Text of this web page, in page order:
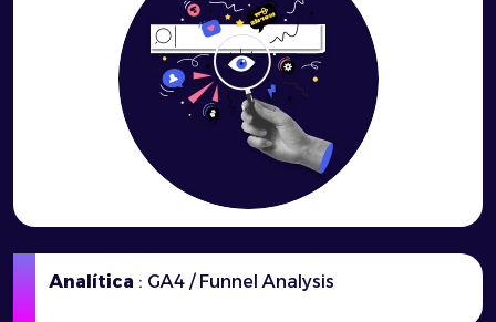
Analítica : GA4 / Funnel Analysis